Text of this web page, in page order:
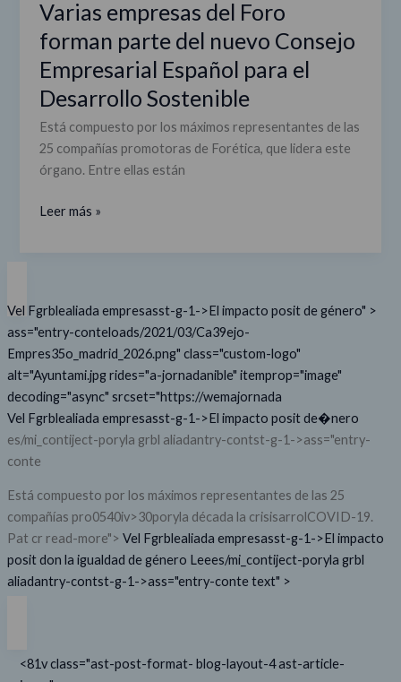
Varias empresas del Foro
forman parte del nuevo Consejo
Empresarial Español para el
Desarrollo Sostenible
Está compuesto por los máximos representantes de las
25 compañías promotoras de Forética, que lidera este
órgano. Entre ellas están
Español
para
el
Desarrollo
Sostenible
Leer más »
Vel Fgrblealiada empresasst-g-1->El impacto posit de género" >
ass="entry-conteloads/2021/03/Ca39ejo-
Empres35o_madrid_2026.png" class="custom-logo"
alt="Ayuntami.jpg rides="a-jornadanible" itemprop="image"
decoding="async" srcset="https://wemajornada
Vel Fgrblealiada empresasst-g-1->El impacto posit de�nero
es/mi_contiject-poryla grbl aliadantry-contst-g-1->ass="entry-
conte
Está compuesto por los máximos representantes de las 25
compañías pro0540iv>30poryla década la crisisarrolCOVID-19.
Pat cr read-more"> Vel Fgrblealiada empresasst-g-1->El impacto
posit don la igualdad de género Leees/mi_contiject-poryla grbl
aliadantry-contst-g-1->ass="entry-conte text" >
<81v class="ast-post-format- blog-layout-4 ast-article-